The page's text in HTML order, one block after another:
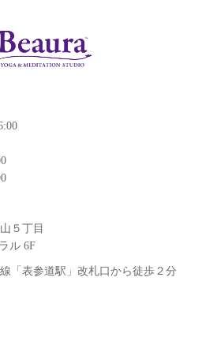
５丁目
ル 6F
「表参道駅」改札口から徒歩２分